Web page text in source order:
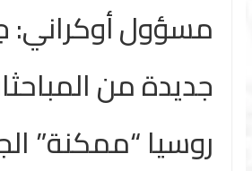
مسؤول أوكراني:
جديدة من
روسيا “ممكنة”